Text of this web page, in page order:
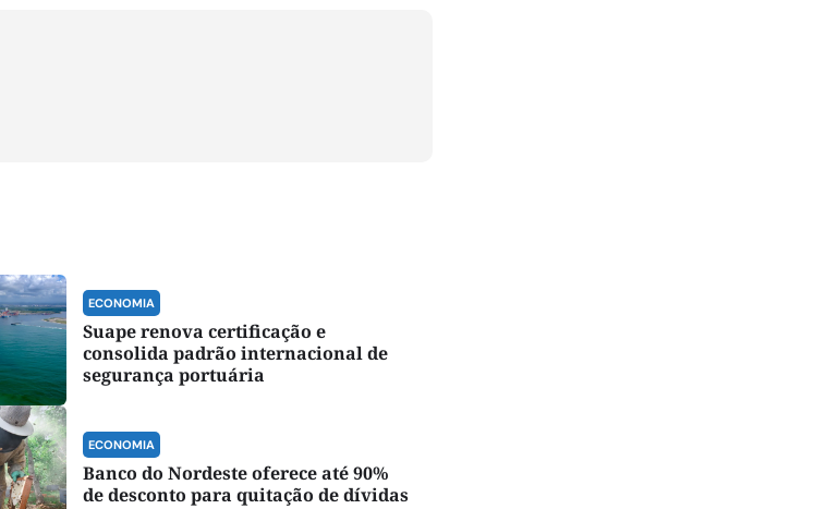
ECONOMIA
Suape renova certificação e
consolida padrão internacional de
segurança portuária
ECONOMIA
Banco do Nordeste oferece até 90%
de desconto para quitação de dívidas